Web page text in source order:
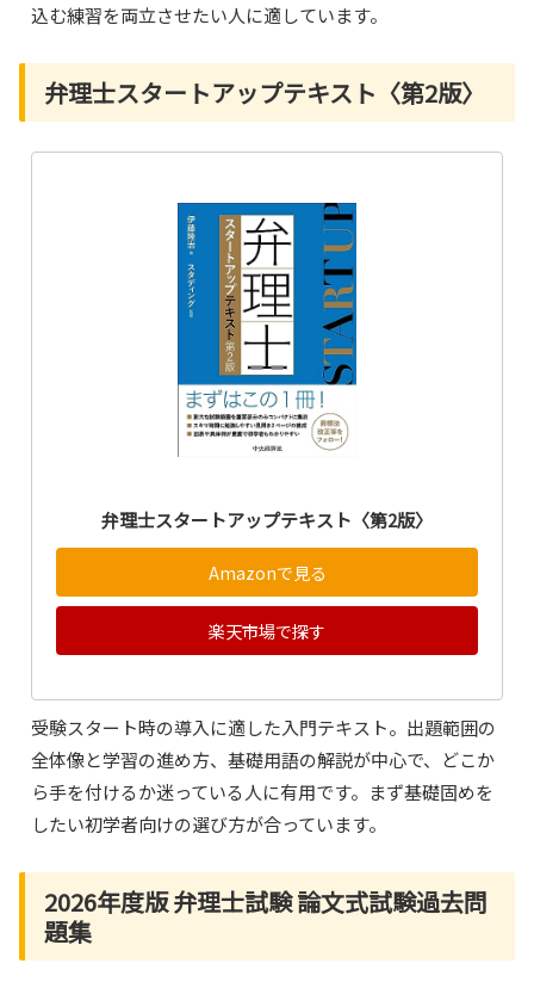
込む練習を両立させたい人に適しています。
弁理士スタートアップテキスト〈第2版〉
弁理士スタートアップテキスト〈第2版〉
Amazonで見る
楽天市場で探す
受験スタート時の導入に適した入門テキスト。出題範囲の
全体像と学習の進め方、基礎用語の解説が中心で、どこか
ら手を付けるか迷っている人に有用です。まず基礎固めを
したい初学者向けの選び方が合っています。
2026年度版 弁理士試験 論文式試験過去問
題集